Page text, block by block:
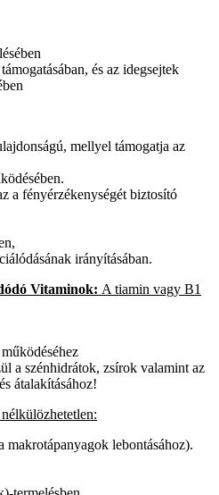
és az idegsejtek
mellyel támogatja az
a fényérzékenységét biztosító
irányításában.
Vitaminok: A tiamin vagy B1
a szénhidrátok, zsírok valamint az
átalakításához!
makrotápanyagok lebontásához).